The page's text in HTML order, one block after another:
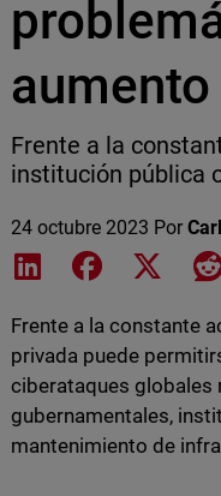
aumento
Frente a la
institución pública
24 octubre 2023 Por
Share on LinkedIn
Share onShare
Frente a la constante
privada puede
ciberataques globales
gubernamentales,
mantenimiento de